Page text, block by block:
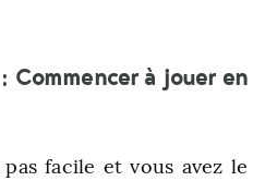
Commencer à jouer en
pas facile et vous avez le